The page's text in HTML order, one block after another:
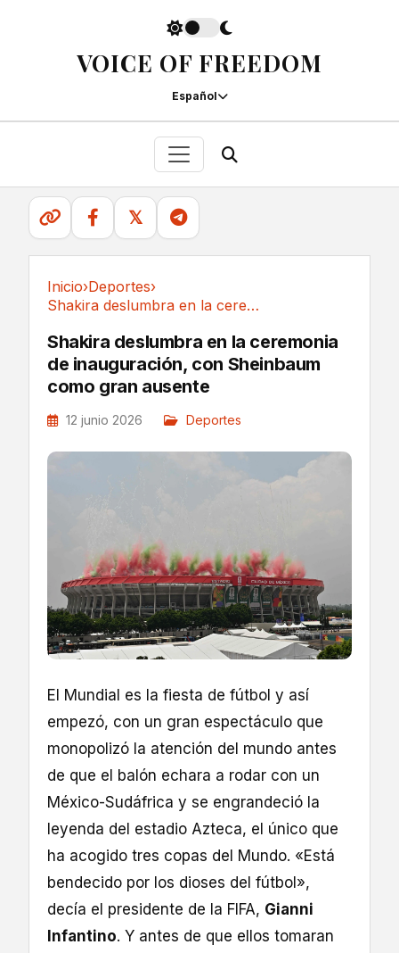
VOICE OF FREEDOM
Español
𝕏
Inicio›Deportes›
Shakira deslumbra en la ceremonia de...
Shakira deslumbra en la ceremonia
de inauguración, con Sheinbaum
como gran ausente
12 junio 2026 Deportes
El Mundial es la fiesta de fútbol y así
empezó, con un gran espectáculo que
monopolizó la atención del mundo antes
de que el balón echara a rodar con un
México-Sudáfrica y se engrandeció la
leyenda del estadio Azteca, el único que
ha acogido tres copas del Mundo. «Está
bendecido por los dioses del fútbol»,
decía el presidente de la FIFA, Gianni
Infantino. Y antes de que ellos tomaran